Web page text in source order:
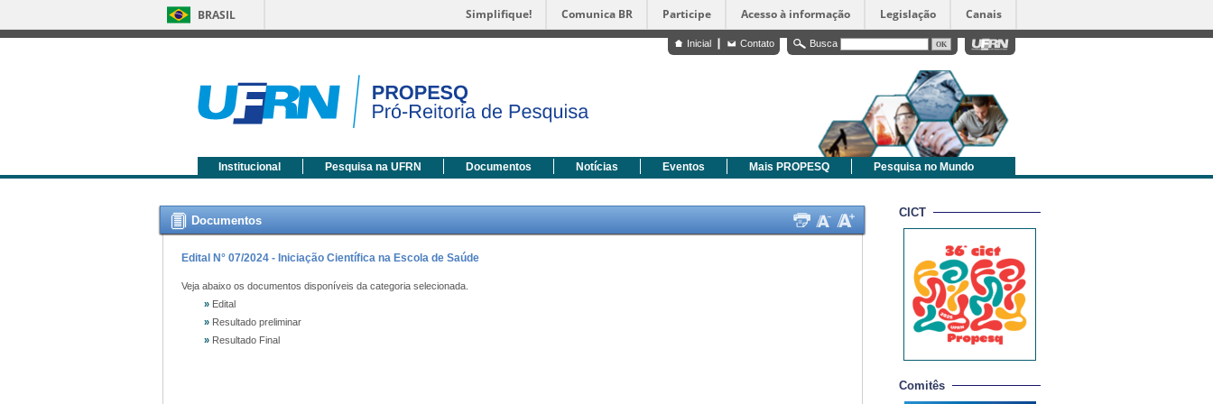
BRASIL Simplifique! Comunica BR Participe Acesso à informação Legislação Canais
Busca
Inicial Contato
Institucional Pesquisa na UFRN Documentos Notícias Eventos Mais PROPESQ Pesquisa no Mundo
Documentos
Edital N° 07/2024 - Iniciação Científica na Escola de Saúde
Veja abaixo os documentos disponíveis da categoria selecionada.
» Edital
» Resultado preliminar
» Resultado Final
CICT
Comitês